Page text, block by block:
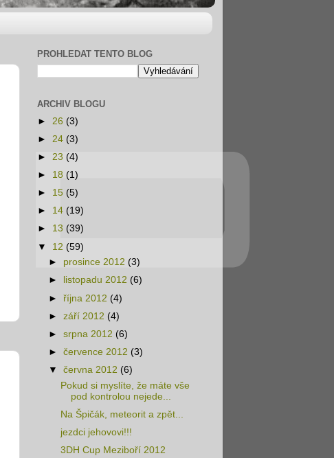
PROHLEDAT TENTO BLOG
ARCHIV BLOGU
► 26 (3)
► 24 (3)
► 23 (4)
► 18 (1)
► 15 (5)
► 14 (19)
► 13 (39)
▼ 12 (59)
► prosince 2012 (3)
►
listopadu 2012 (6)
►října 2012 (4)
►září 2012 (4)
►srpna 2012 (6)
►července 2012 (3)
▼června 2012 (6)
Pokud si myslíte, že máte vše
pod kontrolou nejede...
Na Špičák, meteorit a zpět...
jezdci jehovovi!!!
3DH Cup Meziboří 2012